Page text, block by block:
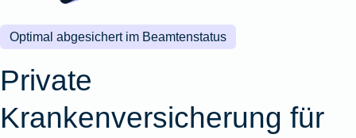
Produktübersicht
Zur
Optimal abgesichert im Beamtenstatus
Private
Krankenversicherung für